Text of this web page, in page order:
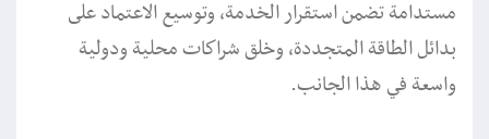
مستدامة تضمن استقرار الخدمة، وتوسيع الاعتماد على
بدائل الطاقة المتجددة، وخلق شراكات محلية ودولية
واسعة في هذا الجانب.